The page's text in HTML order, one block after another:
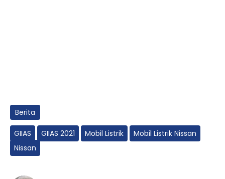
Berita
GIIAS GIIAS 2021 Mobil Listrik
Mobil Listrik Nissan
Nissan